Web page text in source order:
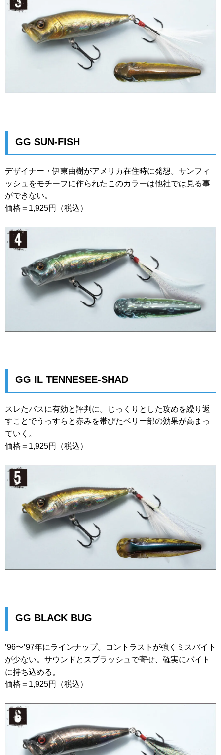
GG SUN-FISH
デザイナー・伊東由樹がアメリカ在住時に発想。サンフィ
ッシュをモチーフに作られたこのカラーは他社では見る事
ができない。
価格＝1,925円（税込）
GG IL TENNESEE-SHAD
スレたバスに有効と評判に。じっくりとした攻めを繰り返
すことでうっすらと赤みを帯びたベリー部の効果が高まっ
ていく。
価格＝1,925円（税込）
GG BLACK BUG
’96〜’97年にラインナップ。コントラストが強くミスバイト
が少ない。サウンドとスプラッシュで寄せ、確実にバイト
に持ち込める。
価格＝1,925円（税込）